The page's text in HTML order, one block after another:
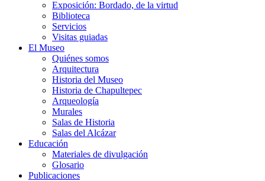
Exposición: Bordado, de la virtud
Biblioteca
Servicios
Visitas guiadas
El Museo
Quiénes somos
Arquitectura
Historia del Museo
Historia de Chapultepec
Arqueología
Murales
Salas de Historia
Salas del Alcázar
Educación
Materiales de divulgación
Glosario
Publicaciones